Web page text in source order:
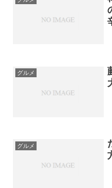
グルメ
グルメ